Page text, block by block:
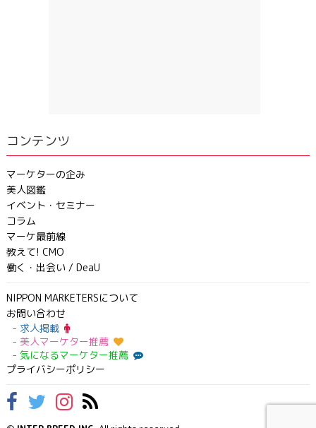
コンテンツ
マーケターの企み
美人図鑑
イベント・セミナー
コラム
マーケ最前線
教えて! CMO
働く・出会い / DeaU
NIPPON MARKETERSについて
お問い合わせ
求人掲載
美人マーケター推薦
気になるマーケター推薦
プライバシーポリシー